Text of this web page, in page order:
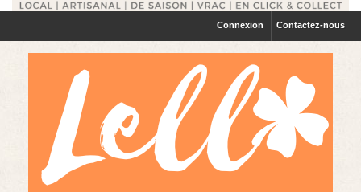
Contactez-nous
Connexion